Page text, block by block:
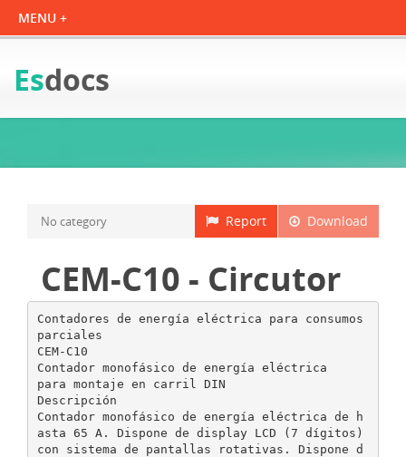
Esdocs
Download
Report
No category
CEM-C10 - Circutor
Contadores de energía eléctrica para consumos
parciales
CEM-C10
Contador monofásico de energía eléctrica
para montaje en carril DIN
Descripción
Contador monofásico de energía eléctrica de h
asta 65 A. Dispone de display LCD (7 dígitos)
con sistema de pantallas rotativas. Dispone d